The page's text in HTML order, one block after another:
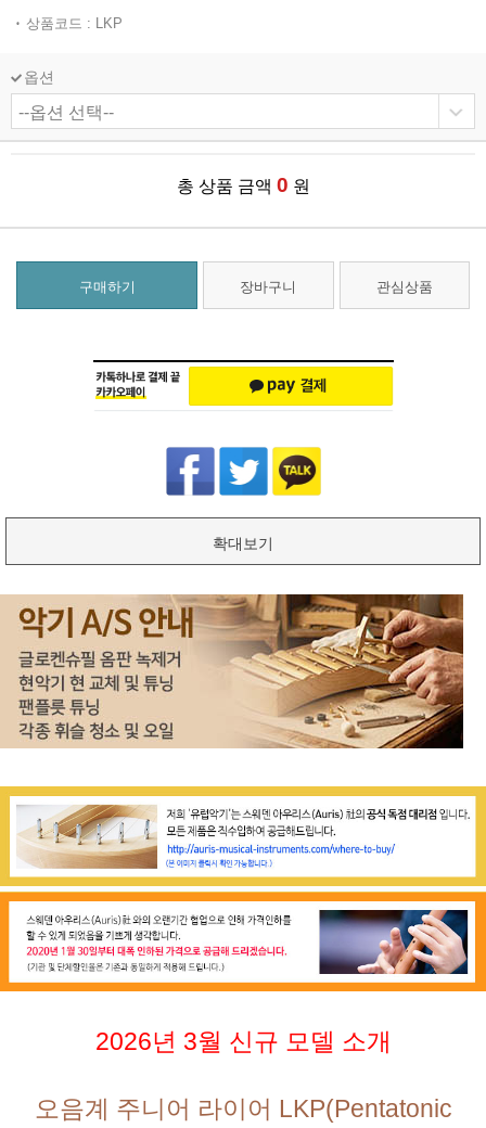
상품코드 : LKP
옵션
총 상품 금액 0 원
구매하기 장바구니 관심상품
확대보기
2026년 3월 신규 모델 소개
오음계 주니어 라이어 LKP(Pentatonic